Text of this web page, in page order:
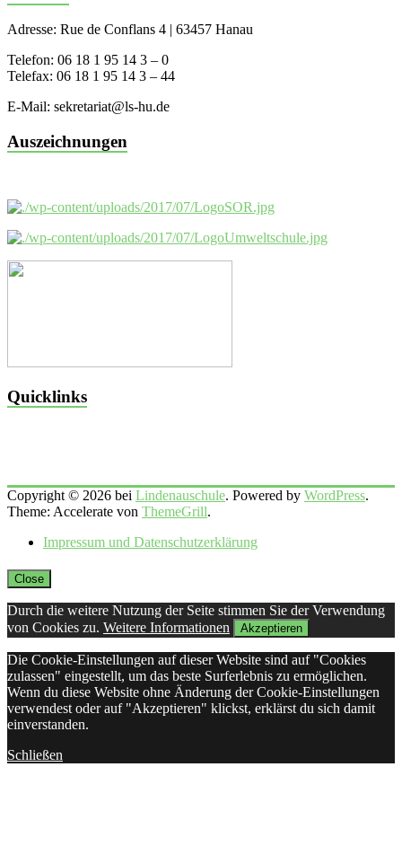
Adresse: Rue de Conflans 4 | 63457 Hanau
Telefon: 06 18 1 95 14 3 – 0
Telefax: 06 18 1 95 14 3 – 44
E-Mail: sekretariat@ls-hu.de
Auszeichnungen
Quicklinks
Copyright © 2026 bei Lindenauschule. Powered by WordPress.
Theme: Accelerate von ThemeGrill.
Impressum und Datenschutzerklärung
Close
Durch die weitere Nutzung der Seite stimmen Sie der Verwendung
von Cookies zu. Weitere Informationen Akzeptieren
Die Cookie-Einstellungen auf dieser Website sind auf "Cookies
zulassen" eingestellt, um das beste Surferlebnis zu ermöglichen.
Wenn du diese Website ohne Änderung der Cookie-Einstellungen
verwendest oder auf "Akzeptieren" klickst, erklärst du sich damit
einverstanden.
Schließen